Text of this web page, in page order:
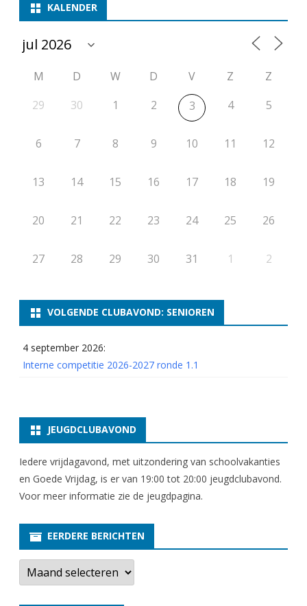
a
a
i
n
c
h
a
s
n
0
KALENDER
M D W D V Z
Z
29
30 1 2 3 4 5
6 7 8 9 10 11 12
13 14 15 16 17 18 19
20 21 22 23 24 25 26
27 28 29 30 31 1 2
VOLGENDE CLUBAVOND: SENIOREN
4 september 2026:
Interne competitie 2026-2027 ronde 1.1
JEUGDCLUBAVOND
Iedere vrijdagavond, met uitzondering van schoolvakanties
en Goede Vrijdag, is er van 19:00 tot 20:00 jeugdclubavond.
Voor meer informatie zie de jeugdpagina.
EERDERE BERICHTEN
E
r